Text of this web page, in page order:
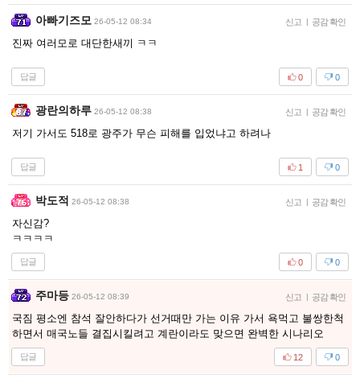
아빠기즈모 26-05-12 08:34 신고 | 공감 확인
진짜 여러모로 대단한새끼 ㅋㅋ
답글 0
0
광란의하루 26-05-12 08:38 신고 | 공감 확인
저기 가서도 518로 광주가 무슨 피해를 입었냐고 하려나
답글 0
1
박도적 26-05-12 08:38 신고 | 공감 확인
자신감?
ㅋㅋㅋㅋ
답글 0
0
주마등 26-05-12 08:39 신고 | 공감 확인
국짐 평소엔 참석 잘안하다가 선거때만 가는 이유 가서 욕먹고 불쌍한척
하면서 매국노들 결집시킬려고 계란이라도 맞으면 완벽한 시나리오
답글 0
12